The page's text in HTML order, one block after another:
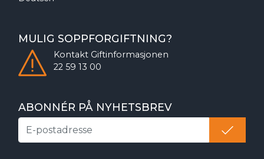
MULIG SOPPFORGIFTNING?
Kontakt Giftinformasjonen
22 59 13 00
ABONNÉR PÅ NYHETSBREV